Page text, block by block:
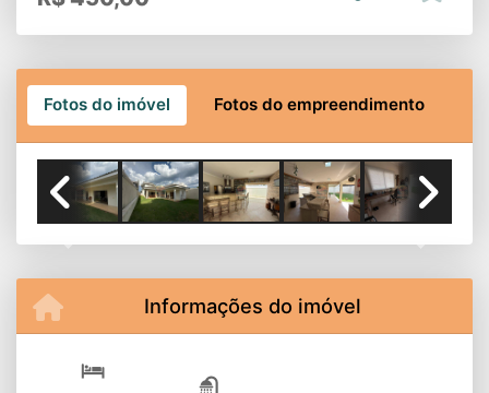
Fotos do imóvel Fotos do empreendimento
Informações do imóvel